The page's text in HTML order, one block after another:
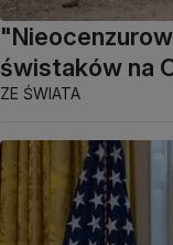
świstaków na
ZE ŚWIATA